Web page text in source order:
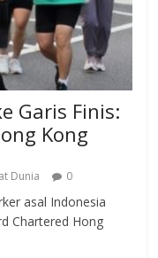
Garis Finis:
Kong
Dunia 0
asal Indonesia
Chartered Hong